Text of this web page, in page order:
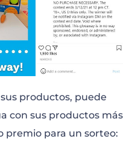
productos, puede
con sus productos más
premio para un sorteo: